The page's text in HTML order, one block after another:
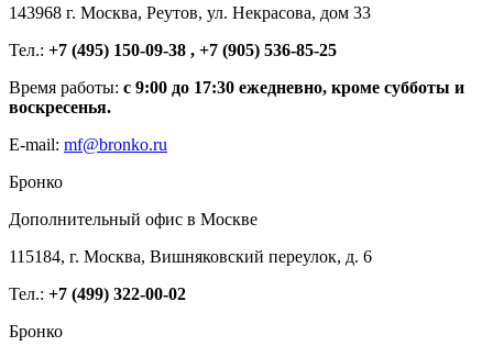
143968 г. Москва, Реутов, ул. Некрасова, дом 33
Тел.: +7 (495) 150-09-38 , +7 (905) 536-85-25
Время работы: с 9:00 до 17:30 ежедневно, кроме субботы и
воскресенья.
E-mail: mf@bronko.ru
Бронко
Дополнительный офис в Москве
115184, г. Москва, Вишняковский переулок, д. 6
Тел.: +7 (499) 322-00-02
Бронко